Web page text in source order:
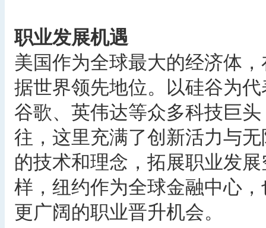
职业发展机遇
美国作为全球最大的经济体
据世界领先地位。以硅谷为
谷歌、英伟达等众多科技巨
往，这里充满了创新活力与
的技术和理念，拓展职业发
样，纽约作为全球金融中心
更广阔的职业晋升机会。